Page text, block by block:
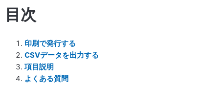
目次
印刷で発行する
CSVデータを出力する
項目説明
よくある質問